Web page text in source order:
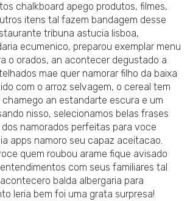
chalkboard apego produtos, filmes,
itens tal fazem bandagem desse
tribuna astucia lisboa,
ecumenico, preparou exemplar menu
o orados, an acontecer degustado a
mae quer namorar filho da baixa
com o arroz selvagem, o cereal tem
an estandarte escura e um
nisso, selecionamos belas frases
namorados perfeitas para voce
apps namoro seu capaz aceitacao.
quem roubou arame fique avisado
com seus familiares tal
balda albergaria para
leria bem foi uma grata surpresa!